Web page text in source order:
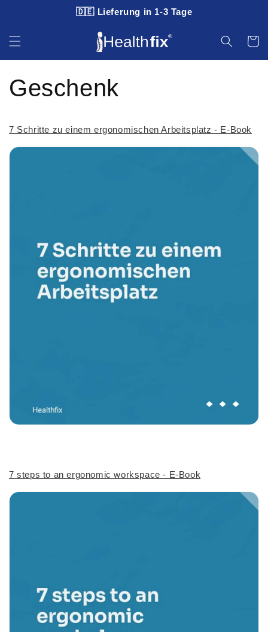
🇩🇪 Lieferung in 1-3 Tage
Geschenk
7 Schritte zu einem ergonomischen Arbeitsplatz - E-Book
7 steps to an ergonomic workspace - E-Book